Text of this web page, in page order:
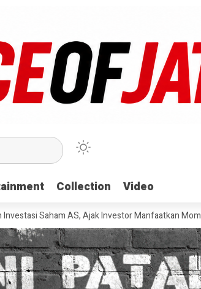
Collection Video
Collection Video
AS, Ajak Investor Manfaatkan Momentum